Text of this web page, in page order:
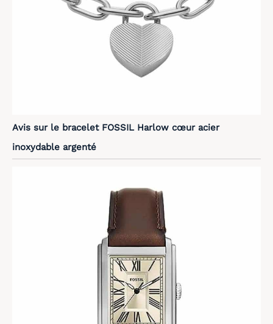
Avis sur le bracelet FOSSIL Harlow cœur acier
inoxydable argenté